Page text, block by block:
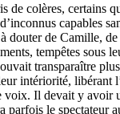
de colères, certains
capables
douter de Camille,
tempêtes sous
transparaître
intériorité, libérant
voix. Il devait y avoir
le spectateur